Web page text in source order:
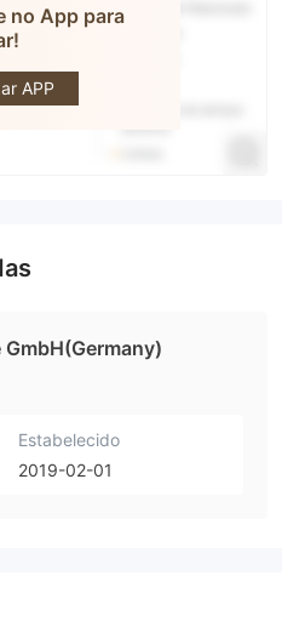
no App para
APP
Estabelecido
2019-02-01